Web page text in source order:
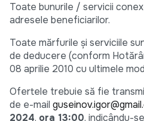
Toate bunurile / servicii
adresele beneficiarilor.
Toate mărfurile şi serviciile
de deducere (conform
08 aprilie 2010 cu ultimele
Ofertele trebuie să fie
de e-mail
2024, ora 13:00, indicându-